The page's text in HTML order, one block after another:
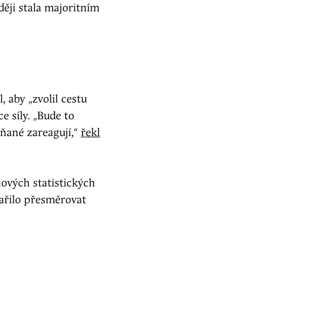
stala majoritním
aby „zvolil cestu
síly. „Bude to
zareagují,“ řekl
statistických
přesměrovat